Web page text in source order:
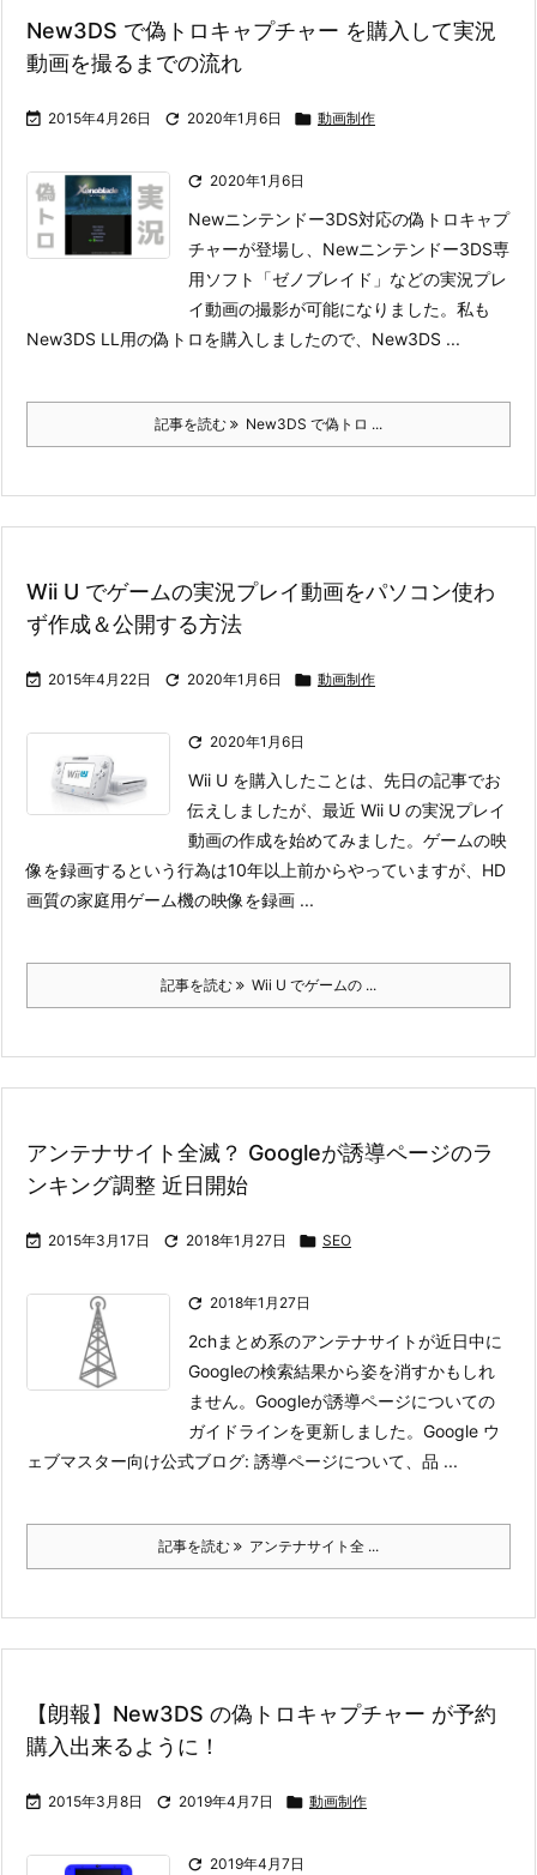
New3DS で偽トロキャプチャー を購入して実況
動画を撮るまでの流れ
 2015年4月26日  2020年1月6日  動画制作
 2020年1月6日
Newニンテンドー3DS対応の偽トロキャプ
チャーが登場し、Newニンテンドー3DS専
用ソフト「ゼノブレイド」などの実況プレ
イ動画の撮影が可能になりました。私も
New3DS LL用の偽トロを購入しましたので、New3DS ...
記事を読む New3DS で偽トロ ...
Wii U でゲームの実況プレイ動画をパソコン使わ
ず作成＆公開する方法
 2015年4月22日  2020年1月6日  動画制作
 2020年1月6日
Wii U を購入したことは、先日の記事でお
伝えしましたが、最近 Wii U の実況プレイ
動画の作成を始めてみました。ゲームの映
像を録画するという行為は10年以上前からやっていますが、HD
画質の家庭用ゲーム機の映像を録画 ...
記事を読む Wii U でゲームの ...
アンテナサイト全滅？ Googleが誘導ページのラ
ンキング調整 近日開始
 2015年3月17日  2018年1月27日  SEO
 2018年1月27日
2chまとめ系のアンテナサイトが近日中に
Googleの検索結果から姿を消すかもしれ
ません。Googleが誘導ページについての
ガイドラインを更新しました。Google ウ
ェブマスター向け公式ブログ: 誘導ページについて、品 ...
記事を読む アンテナサイト全 ...
【朗報】New3DS の偽トロキャプチャー が予約
購入出来るように！
 2015年3月8日  2019年4月7日  動画制作
 2019年4月7日